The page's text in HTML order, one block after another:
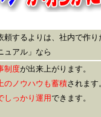
するよりは、社内で作り
ュアル」なら
制度が出来上がります。
のノウハウも蓄積されます
しっかり運用できます。